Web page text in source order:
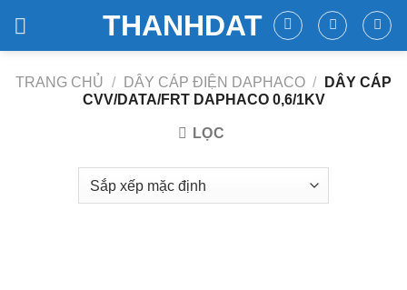
THANHDAT
TRANG CHỦ / DÂY CÁP ĐIỆN DAPHACO /
DÂY CÁP
CVV/DATA/FRT DAPHACO 0,6/1KV
LỌC